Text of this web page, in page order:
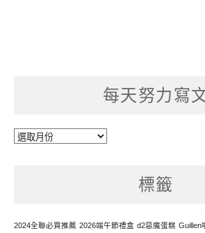
每天努力寫
每
標籤
2024全聯必買推薦 2026端午節禮盒 d2惡魔蛋糕 Guillen